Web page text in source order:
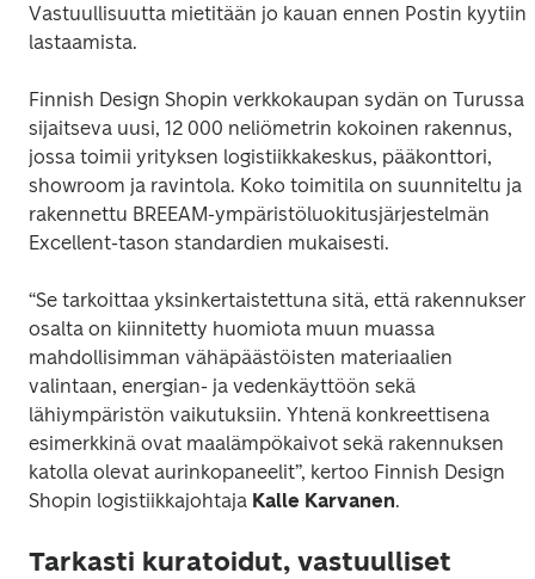
Vastuullisuutta mietitään jo kauan ennen Postin kyytiin
lastaamista.
Finnish Design Shopin verkkokaupan sydän on Turussa
sijaitseva uusi, 12 000 neliömetrin kokoinen rakennus,
jossa toimii yrityksen logistiikkakeskus, pääkonttori,
showroom ja ravintola. Koko toimitila on suunniteltu ja
rakennettu BREEAM-ympäristöluokitusjärjestelmän
Excellent-tason standardien mukaisesti.
“Se tarkoittaa yksinkertaistettuna sitä, että rakennuksen
osalta on kiinnitetty huomiota muun muassa
mahdollisimman vähäpäästöisten materiaalien
valintaan, energian- ja vedenkäyttöön sekä
lähiympäristön vaikutuksiin. Yhtenä konkreettisena
esimerkkinä ovat maalämpökaivot sekä rakennuksen
katolla olevat aurinkopaneelit”, kertoo Finnish Design
Shopin logistiikkajohtaja Kalle Karvanen.
Tarkasti kuratoidut, vastuulliset